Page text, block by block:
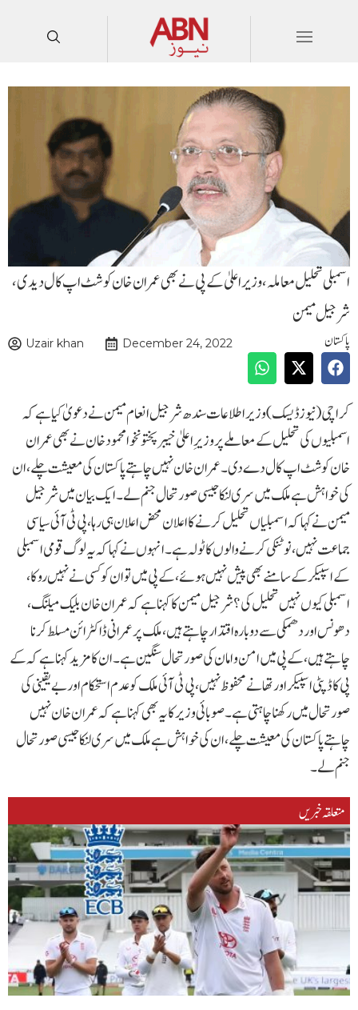
اسمبلی تحلیل معاملہ،وزیر اعلیٰ کے پی نے بھی عمران خان کو شٹ اپ کال دیدی،
شرجیل میمن
پاکستان Uzair khan December 24, 2022
کراچی(نیوزڈیسک)وزیر اطلاعات سندھ شرجیل انعام میمن نے دعویٰ کیا ہے کہ
اسمبلیوں کی تحلیل کےمعاملے پر وزیرِ اعلیٰ خیبرپختونخوا محمود خان نے بھی عمران
خان کو شٹ اپ کال دے دی۔عمران خان نہیں چاہتے پاکستان کی معیشت چلے، ان
کی خواہش ہے ملک میں سری لنکا جیسی صورتحال جنم لے۔ایک بیان میں شرجیل
میمن نے کہاکہ اسمبلیاں تحلیل کرنے کا اعلان محض اعلان ہی رہا، پی ٹی آئی سیاسی
جماعت نہیں، نوٹنکی کرنے والوں کا ٹولہ ہے۔انہوں نے کہا کہ یہ لوگ قومی اسمبلی
کے اسپیکر کے سامنے بھی پیش نہیں ہوئے، کے پی میں تو ان کو کسی نے نہیں روکا،
اسمبلی کیوں نہیں تحلیل کی؟شرجیل میمن کا کہنا ہے کہ عمران خان بلیک میلنگ،
دھونس اور دھمکی سے دوبارہ اقتدار چاہتے ہیں، ملک پر عمرانی ڈاکٹرائن مسلط کرنا
چاہتے ہیں، کے پی میں امن و امان کی صورتحال سنگین ہے۔ان کا مزید کہنا ہے کہ کے
پی کا ڈپٹی اسپیکر اور تھانے محفوظ نہیں، پی ٹی آئی ملک کو عدم استحکام اور بے یقینی کی
صورتحال میں رکھنا چاہتی ہے۔صوبائی وزیر کا یہ بھی کہنا ہے کہ عمران خان نہیں
چاہتے پاکستان کی معیشت چلے، ان کی خواہش ہے ملک میں سری لنکا جیسی صورتحال
جنم لے۔
متعلقہ خبریں